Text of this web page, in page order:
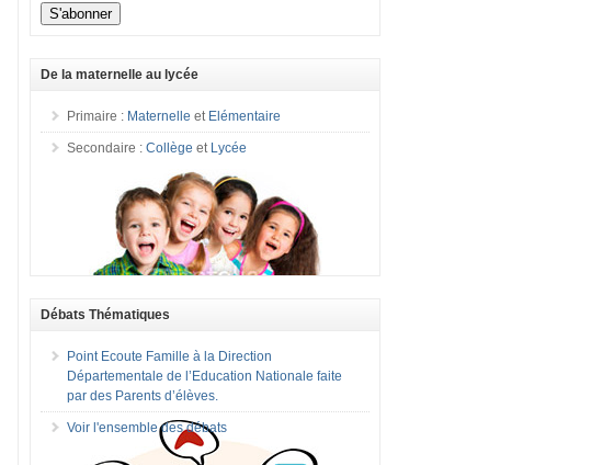
De la maternelle au lycée
Primaire : Maternelle et Elémentaire
Secondaire :Collège et Lycée
Débats Thématiques
Point Ecoute Famille à la Direction
Départementale de l’Education Nationale faite
par des Parents d’élèves.
Voir l'ensemble des débats